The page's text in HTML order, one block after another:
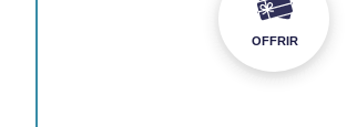
OFFRIR